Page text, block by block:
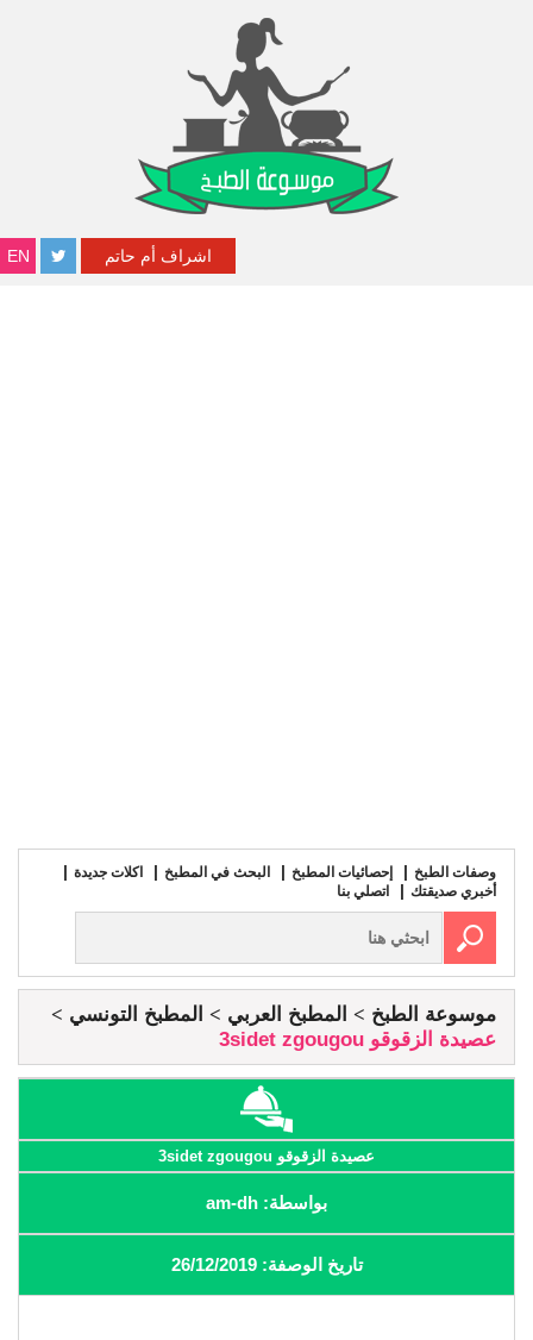
EN اشراف أم حاتم
وصفات الطبخ إحصائيات المطبخ البحث في المطبخ
اكلات جديدة
أخبري صديقتك
اتصلي بنا
موسوعة الطبخ المطبخ العربي
المطبخ التونسي
عصيدة الزقوقو 3sidet zgougou
عصيدة الزقوقو 3sidet zgougou
بواسطة: am-dh
تاريخ الوصفة: 26/12/2019